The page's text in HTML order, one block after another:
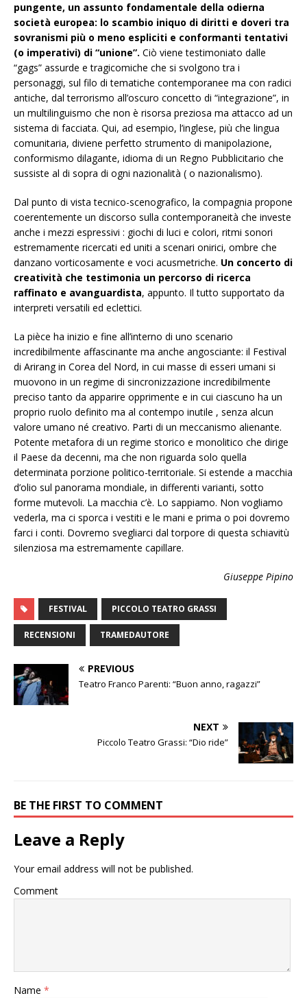
pungente, un assunto fondamentale della odierna
società europea: lo scambio iniquo di diritti e doveri tra
sovranismi più o meno espliciti e conformanti tentativi
(o imperativi) di “unione”. Ciò viene testimoniato dalle
“gags” assurde e tragicomiche che si svolgono tra i
personaggi, sul filo di tematiche contemporanee ma con radici
antiche, dal terrorismo all’oscuro concetto di “integrazione”, in
un multilinguismo che non è risorsa preziosa ma attacco ad un
sistema di facciata. Qui, ad esempio, l’inglese, più che lingua
comunitaria, diviene perfetto strumento di manipolazione,
conformismo dilagante, idioma di un Regno Pubblicitario che
sussiste al di sopra di ogni nazionalità ( o nazionalismo).
Dal punto di vista tecnico-scenografico, la compagnia propone
coerentemente un discorso sulla contemporaneità che investe
anche i mezzi espressivi : giochi di luci e colori, ritmi sonori
estremamente ricercati ed uniti a scenari onirici, ombre che
danzano vorticosamente e voci acusmetriche. Un concerto di
creatività che testimonia un percorso di ricerca
raffinato e avanguardista, appunto. Il tutto supportato da
interpreti versatili ed eclettici.
La pièce ha inizio e fine all’interno di uno scenario
incredibilmente affascinante ma anche angosciante: il Festival
di Arirang in Corea del Nord, in cui masse di esseri umani si
muovono in un regime di sincronizzazione incredibilmente
preciso tanto da apparire opprimente e in cui ciascuno ha un
proprio ruolo definito ma al contempo inutile , senza alcun
valore umano né creativo. Parti di un meccanismo alienante.
Potente metafora di un regime storico e monolitico che dirige
il Paese da decenni, ma che non riguarda solo quella
determinata porzione politico-territoriale. Si estende a macchia
d’olio sul panorama mondiale, in differenti varianti, sotto
forme mutevoli. La macchia c’è. Lo sappiamo. Non vogliamo
vederla, ma ci sporca i vestiti e le mani e prima o poi dovremo
farci i conti. Dovremo svegliarci dal torpore di questa schiavitù
silenziosa ma estremamente capillare.
Giuseppe Pipino
FESTIVAL PICCOLO TEATRO GRASSI
RECENSIONI TRAMEDAUTORE
PREVIOUS
Teatro Franco Parenti: “Buon anno, ragazzi”
NEXT
Piccolo Teatro Grassi: “Dio ride”
BE THE FIRST TO COMMENT
Leave a Reply
Your email address will not be published.
Comment
Name *